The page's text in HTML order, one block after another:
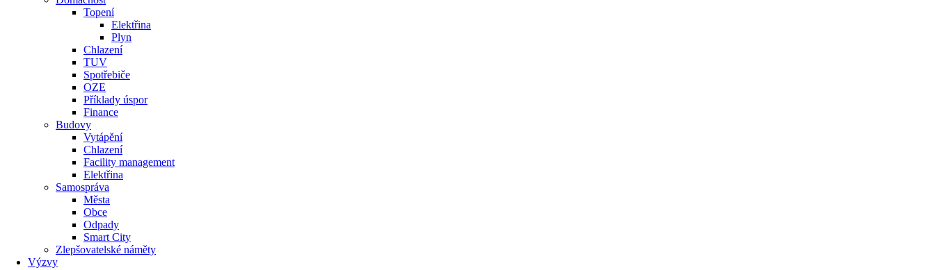
Topení
Elektřina
Plyn
Chlazení
TUV
Spotřebiče
OZE
Příklady úspor
Finance
Budovy
Vytápění
Chlazení
Facility management
Elektřina
Samospráva
Města
Obce
Odpady
Smart City
Zlepšovatelské náměty
Výzvy